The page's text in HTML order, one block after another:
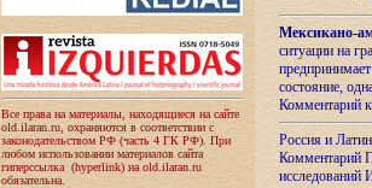
Все права на материалы, находящиеся на сайте
old.ilaran.ru, охраняются в соответствии с
законодательством РФ (часть 4 ГК РФ). При
любом использовании материалов сайта
гиперссылка (hyperlink) на old.ilaran.ru
обязательна.
Мексикано-
ситуации на
состояние,
Комментарий
Россия и
Комментарий